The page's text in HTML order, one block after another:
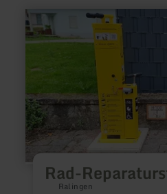
Rad-
Ralingen
mehr
erfahren
zu:
Rad-
Reparaturstation
Ralingen